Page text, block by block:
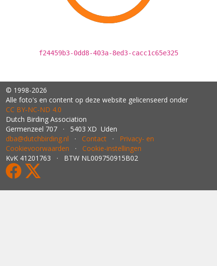
f24459b3-0dd8-403a-8ed3-cacc1c65e325
© 1998-2026
Alle foto's en content op deze website gelicenseerd onder
CC BY‑NC‑ND 4.0
Dutch Birding Association
Germenzeel 707 · 5403 XD Uden
dba@dutchbirding.nl · Contact · Privacy- en
Cookievoorwaarden · Cookie-instellingen
KvK 41201763 · BTW NL009750915B02